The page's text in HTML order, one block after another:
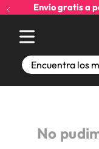
Envío gratis a
Encuentra los
No